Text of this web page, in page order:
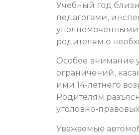
Учебный год
педагогами,
уполномоченными
родителям о
Особое внимание
ограничений,
ими 14-летнего
Родителям
уголовно-
Уважаемые